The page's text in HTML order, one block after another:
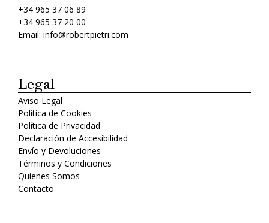
+34 965 37 06 89
+34 965 37 20 00
Email: info@robertpietri.com
Legal
Aviso Legal
Política de Cookies
Política de Privacidad
Declaración de Accesibilidad
Envío y Devoluciones
Términos y Condiciones
Quienes Somos
Contacto